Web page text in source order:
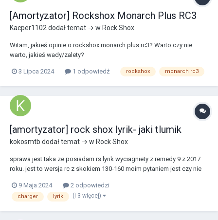
[Amortyzator] Rockshox Monarch Plus RC3
Kacper1102 dodał temat → w Rock Shox
Witam, jakieś opinie o rockshox monarch plus rc3? Warto czy nie
warto, jakieś wady/zalety?
3 Lipca 2024 1 odpowiedź rockshox monarch rc3
[amortyzator] rock shox lyrik- jaki tlumik
kokosmtb dodał temat → w Rock Shox
sprawa jest taka ze posiadam rs lyrik wyciagniety z remedy 9 z 2017
roku. jest to wersja rc z skokiem 130-160 moim pytaniem jest czy nie
170mm? ewentualnie sprezyny 160 ale zwyklej, nie regulowanej. z gory
dziekuje za odpow...
9 Maja 2024 2 odpowiedzi
charger lyrik (i 3 więcej)